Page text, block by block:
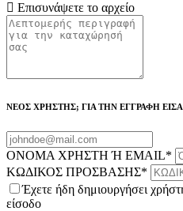
Επισυνάψετε το αρχείο
ΝΕΟΣ ΧΡΗΣΤΗΣ; ΓΙΑ ΤΗΝ ΕΓΓΡΑΦΗ
ΟΝΟΜΑ ΧΡΗΣΤΗ Ή EMAIL*
ΚΩΔΙΚΟΣ ΠΡΟΣΒΑΣΗΣ*
Έχετε ήδη δημιουργήσει
είσοδο